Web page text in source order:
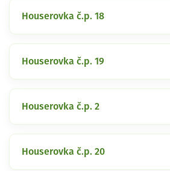
Houserovka č.p. 18
Houserovka č.p. 19
Houserovka č.p. 2
Houserovka č.p. 20